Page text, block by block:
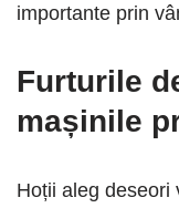
importante prin
Furturile
mașinile
Hoții aleg deseori